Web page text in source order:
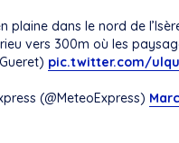
plaine dans le nord de
vers 300m où les
pic.twitter.com/
(@MeteoExpress)